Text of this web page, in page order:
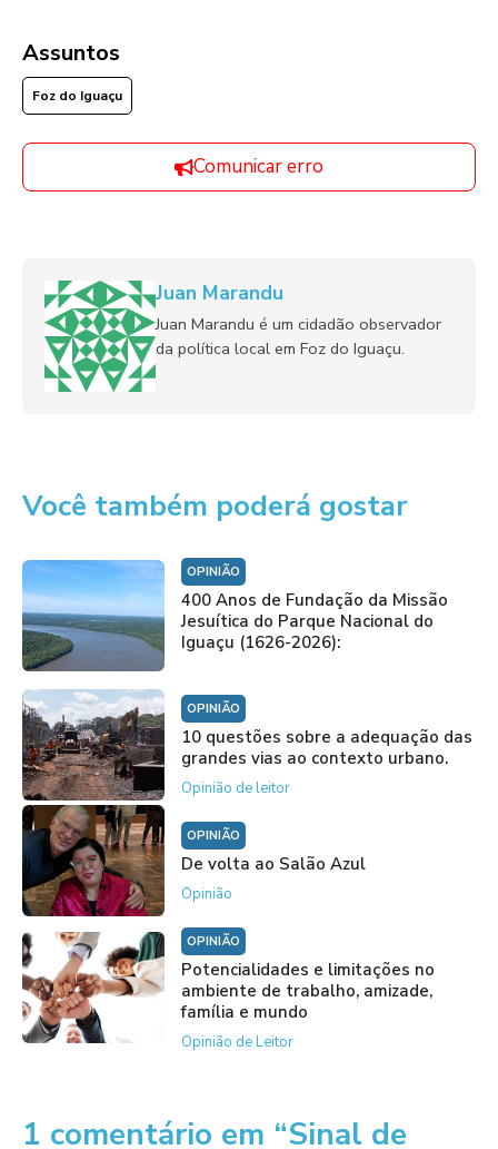
Assuntos
Foz do Iguaçu
Comunicar erro
Juan Marandu
Juan Marandu é um cidadão observador
da política local em Foz do Iguaçu.
Você também poderá gostar
OPINIÃO
400 Anos de Fundação da Missão
Jesuítica do Parque Nacional do
Iguaçu (1626-2026):
OPINIÃO
10 questões sobre a adequação das
grandes vias ao contexto urbano.
Opinião de leitor
OPINIÃO
De volta ao Salão Azul
Opinião
OPINIÃO
Potencialidades e limitações no
ambiente de trabalho, amizade,
família e mundo
Opinião de Leitor
1 comentário em “Sinal de